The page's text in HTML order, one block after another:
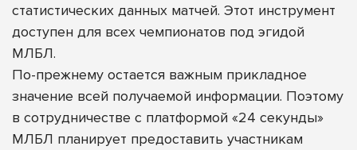
статистических данных матчей. Этот инструмент
доступен для всех чемпионатов под эгидой
МЛБЛ.
По-прежнему остается важным прикладное
значение всей получаемой информации. Поэтому
в сотрудничестве с платформой «24 секунды»
МЛБЛ планирует предоставить участникам